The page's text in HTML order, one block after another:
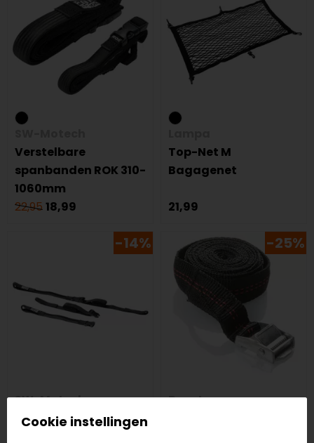
Verstelbare
spanbanden ROK 310-
1060mm
22,9518,99
Top-Net M
Bagagenet
21,99
-14%
SW-Motech
ROK Straps 45-140 cm
-25%
Booster
Cookie instellingen